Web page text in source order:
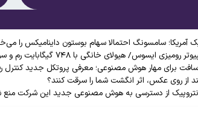
آمریکا؛ سامسونگ احتمالا سهام بوستون داینامیکس را
ایسوس/ هیولای خانگی با ۷۴۸ گیگابایت رم و سوپرچیپ انویدیا
برای مهار هوش مصنوعی؛ معرفی پروتکل جدید کنترل
از روی عکس، اثر انگشت شما را سرقت کنند؟
انتروپیک از دسترسی به هوش مصنوعی جدید این شرکت